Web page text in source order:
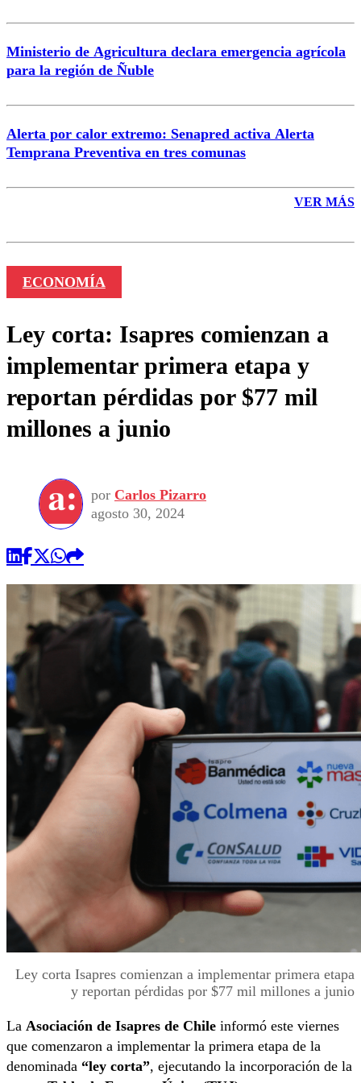
Ministerio de Agricultura declara emergencia agrícola
para la región de Ñuble
Alerta por calor extremo: Senapred activa Alerta
Temprana Preventiva en tres comunas
VER MÁS
ECONOMÍA
Ley corta: Isapres comienzan a
implementar primera etapa y
reportan pérdidas por $77 mil
millones a junio
por Carlos Pizarro
agosto 30, 2024
Ley corta Isapres comienzan a implementar primera etapa
y reportan pérdidas por $77 mil millones a junio
La Asociación de Isapres de Chile informó este viernes
que comenzaron a implementar la primera etapa de la
denominada “ley corta”, ejecutando la incorporación de la